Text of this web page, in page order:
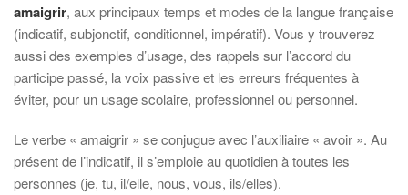
amaigrir, aux principaux temps et modes de la langue française
(indicatif, subjonctif, conditionnel, impératif). Vous y trouverez
aussi des exemples d’usage, des rappels sur l’accord du
participe passé, la voix passive et les erreurs fréquentes à
éviter, pour un usage scolaire, professionnel ou personnel.
Le verbe « amaigrir » se conjugue avec l’auxiliaire « avoir ». Au
présent de l’indicatif, il s’emploie au quotidien à toutes les
personnes (je, tu, il/elle, nous, vous, ils/elles).